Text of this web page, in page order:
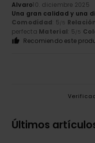
Alvaro10. diciembre 2025
Una gran calidad y una
Comodidad: 5/5
perfecta Material: 5/5
Recomiendo este
Últimos